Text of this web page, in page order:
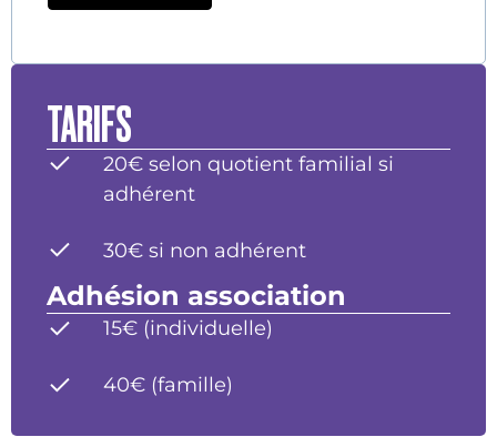
TARIFS
20€ selon quotient familial si
adhérent
30€ si non adhérent
Adhésion association
15€ (individuelle)
40€ (famille)